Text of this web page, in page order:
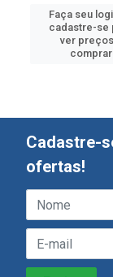
Faça seu
cadastre-se
ver
comprar
Cadastre-
ofertas!